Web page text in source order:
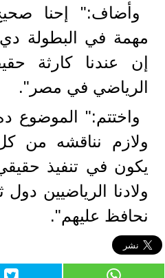
وأضاف:" إحنا
مهمة في البطولة
إن عندنا كارثة
الرياضي في مصر".
واختتم:" الموضوع
ولازم نناقشه من
يكون في تنفيذ
ولادنا الرياضيين
نحافظ عليهم".